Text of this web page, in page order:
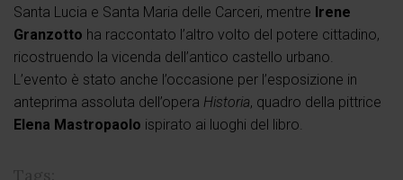
Santa Lucia e Santa Maria delle Carceri, mentre Irene
Granzotto ha raccontato l’altro volto del potere cittadino,
ricostruendo la vicenda dell’antico castello urbano.
L’evento è stato anche l’occasione per l’esposizione in
anteprima assoluta dell’opera Historia, quadro della pittrice
Elena Mastropaolo ispirato ai luoghi del libro.